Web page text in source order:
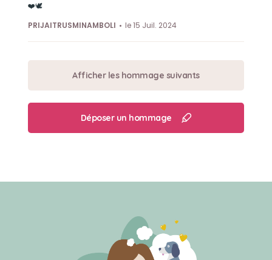
❤️🕊️
PRIJAITRUSMINAMBOLI
le 15 Juil. 2024
Afficher les hommage suivants
Déposer un hommage